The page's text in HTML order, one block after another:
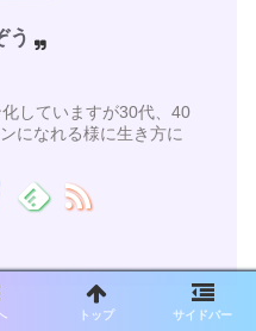
う
していますが30代、40
になれる様に生き方に
トップ サイドバー